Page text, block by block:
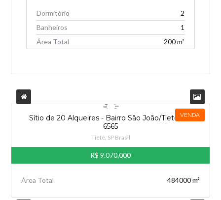
Dormitório
2
Banheiros
1
Área Total
200 m²
VENDA
Sítio de 20 Alqueires - Bairro São João/Tietê-SP.
6565
Tietê, SP Brasil
R$ 9.070.000
Área Total 484000 m²